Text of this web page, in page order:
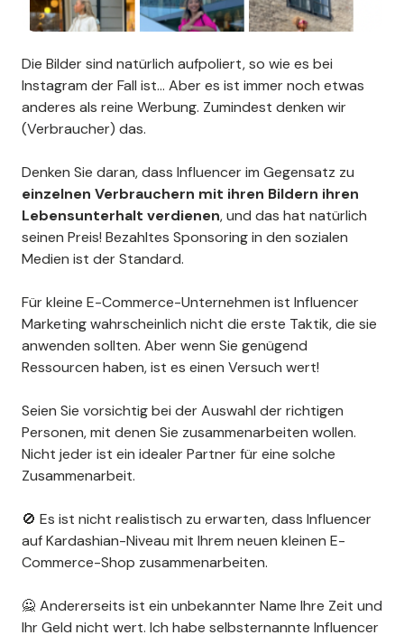
Die Bilder sind natürlich aufpoliert, so wie es bei
Instagram der Fall ist... Aber es ist immer noch etwas
anderes als reine Werbung. Zumindest denken wir
(Verbraucher) das.
Denken Sie daran, dass Influencer im Gegensatz zu
einzelnen Verbrauchern mit ihren Bildern ihren
Lebensunterhalt verdienen, und das hat natürlich
seinen Preis! Bezahltes Sponsoring in den sozialen
Medien ist der Standard.
Für kleine E-Commerce-Unternehmen ist Influencer
Marketing wahrscheinlich nicht die erste Taktik, die sie
anwenden sollten. Aber wenn Sie genügend
Ressourcen haben, ist es einen Versuch wert!
Seien Sie vorsichtig bei der Auswahl der richtigen
Personen, mit denen Sie zusammenarbeiten wollen.
Nicht jeder ist ein idealer Partner für eine solche
Zusammenarbeit.
🚫 Es ist nicht realistisch zu erwarten, dass Influencer
auf Kardashian-Niveau mit Ihrem neuen kleinen E-
Commerce-Shop zusammenarbeiten.
🙅 Andererseits ist ein unbekannter Name Ihre Zeit und
Ihr Geld nicht wert. Ich habe selbsternannte Influencer